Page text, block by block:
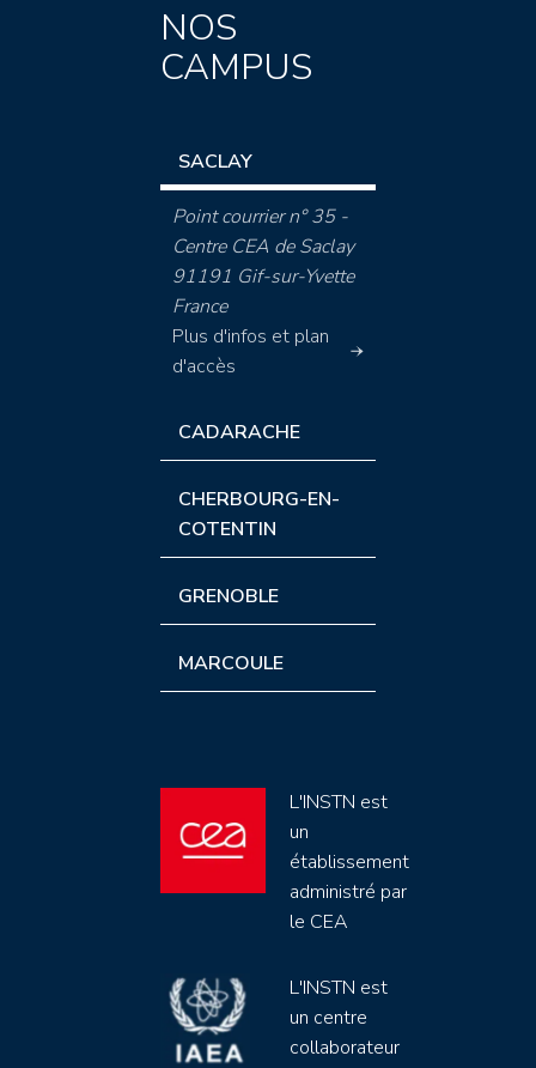
NOS
CAMPUS
SACLAY
Point courrier n° 35 -
Centre CEA de Saclay
91191 Gif-sur-Yvette
France
Plus d'infos et plan
d'accès
CADARACHE
CHERBOURG-EN-
COTENTIN
GRENOBLE
MARCOULE
L'INSTN est
un
établissement
administré par
le CEA
L'INSTN est
un centre
collaborateur